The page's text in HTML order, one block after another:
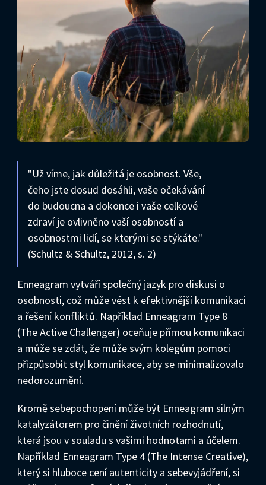
"Už víme, jak důležitá je osobnost. Vše,
čeho jste dosud dosáhli, vaše očekávání
do budoucna a dokonce i vaše celkové
zdraví je ovlivněno vaší osobností a
osobnostmi lidí, se kterými se stýkáte."
(Schultz & Schultz, 2012, s. 2)
Enneagram vytváří společný jazyk pro diskusi o
osobnosti, což může vést k efektivnější komunikaci
a řešení konfliktů. Například Enneagram Type 8
(The Active Challenger) oceňuje přímou komunikaci
a může se zdát, že může svým kolegům pomoci
přizpůsobit styl komunikace, aby se minimalizovalo
nedorozumění.
Kromě sebepochopení může být Enneagram silným
katalyzátorem pro činění životních rozhodnutí,
která jsou v souladu s vašimi hodnotami a účelem.
Například Enneagram Type 4 (The Intense Creative),
který si hluboce cení autenticity a sebevyjádření, si